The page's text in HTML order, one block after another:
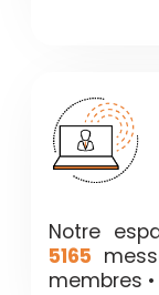
Notre
5165
membres •